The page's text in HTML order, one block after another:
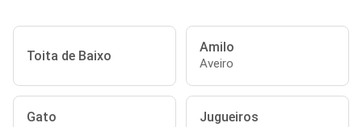
Toita de Baixo
Amilo
Aveiro
Gato Jugueiros